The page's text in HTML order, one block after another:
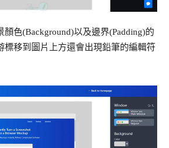
色(Background)以及邊界(Padding)的
標移到圖片上方還會出現鉛筆的編輯符